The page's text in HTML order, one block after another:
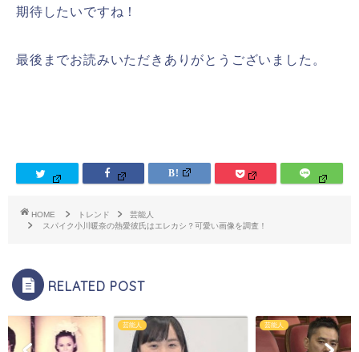
期待したいですね！
最後までお読みいただきありがとうございました。
HOME トレンド
芸能人
スパイク小川暖奈の熱愛彼氏はエレカシ？可愛い画像を調査！
RELATED POST
芸能人 芸能人